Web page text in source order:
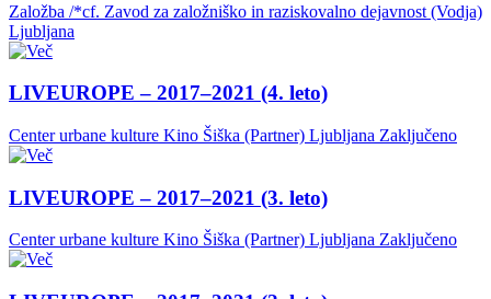
Založba /*cf. Zavod za založniško in raziskovalno dejavnost (Vodja)
Ljubljana
LIVEUROPE – 2017–2021 (4. leto)
Center urbane kulture Kino Šiška (Partner) Ljubljana Zaključeno
LIVEUROPE – 2017–2021 (3. leto)
Center urbane kulture Kino Šiška (Partner) Ljubljana Zaključeno